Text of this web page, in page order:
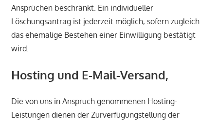
Ansprüchen beschränkt. Ein individueller
Löschungsantrag ist jederzeit möglich, sofern zugleich
das ehemalige Bestehen einer Einwilligung bestätigt
wird.
Hosting und E-Mail-Versand,
Die von uns in Anspruch genommenen Hosting-
Leistungen dienen der Zurverfügungstellung der